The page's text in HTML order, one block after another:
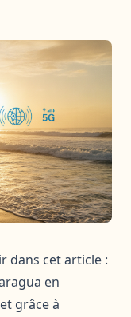
dans cet article :
en
grâce à